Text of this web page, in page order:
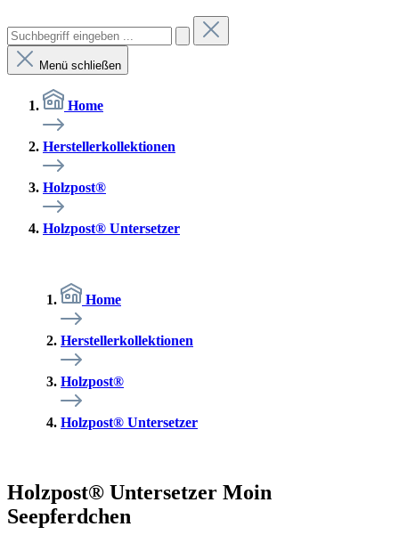
Menü schließen
Home
Herstellerkollektionen
Holzpost®
Holzpost® Untersetzer
Home
Herstellerkollektionen
Holzpost®
Holzpost® Untersetzer
Holzpost® Untersetzer Moin
Seepferdchen